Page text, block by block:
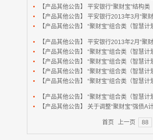
【产品其他公告】
平安银行“聚财宝”结构
【产品其他公告】
平安银行2013年3月“聚
【产品其他公告】
“聚财宝”组合类（智慧
【产品其他公告】
平安银行2013年2月“聚
【产品其他公告】
“聚财宝”组合类（智慧
【产品其他公告】
“聚财宝”组合类（智慧
【产品其他公告】
“聚财宝”组合类（智慧
【产品其他公告】
“聚财宝”组合类（智慧
【产品其他公告】
“聚财宝”组合类（智慧
【产品其他公告】
关于调整“聚财宝”强债A
88
上一页
首页